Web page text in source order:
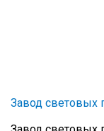
Завод световых